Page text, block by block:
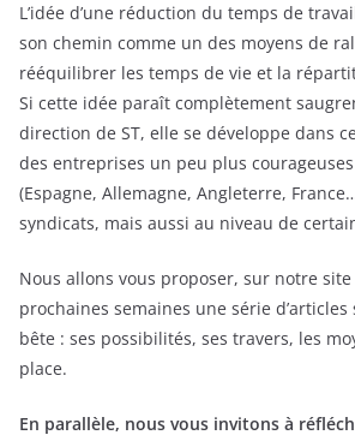
L’idée d’une réduction du temps de
son chemin comme un des moyens de
rééquilibrer les temps de vie et la
Si cette idée paraît complètement
direction de ST, elle se développe dans
des entreprises un peu plus
(Espagne, Allemagne, Angleterre,
syndicats, mais aussi au niveau de
Nous allons vous proposer, sur notre
prochaines semaines une série
bête : ses possibilités, ses travers, les
place.
En parallèle, nous vous invitons à